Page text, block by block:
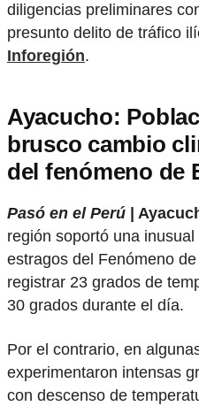
diligencias preliminares
presunto delito de tráfico
Inforegión.
Ayacucho:
brusco cambio
del fenómeno de
Pasó en el Perú |
región soportó una
estragos del Fenómeno
registrar 23 grados de
30 grados durante el día.
Por el contrario, en
experimentaron intensas
con descenso de